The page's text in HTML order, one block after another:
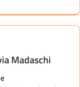
Madaschi